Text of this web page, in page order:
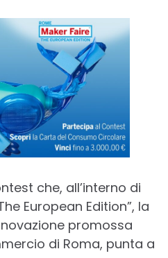
che, all’interno di
European Edition”, la
promossa
di Roma, punta a